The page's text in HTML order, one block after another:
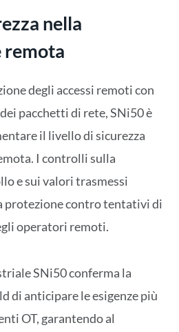
nella
remota
degli accessi remoti con
pacchetti di rete, SNi50 è
il livello di sicurezza
I controlli sulla
e sui valori trasmessi
protezione contro tentativi di
operatori remoti.
SNi50 conferma la
di anticipare le esigenze più
OT, garantendo al